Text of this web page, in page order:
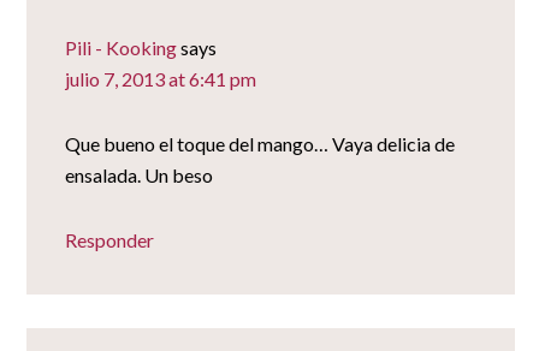
Pili - Kookingsays
julio 7, 2013 at 6:41 pm
Que bueno el toque del mango… Vaya delicia de
ensalada. Un beso
Responder